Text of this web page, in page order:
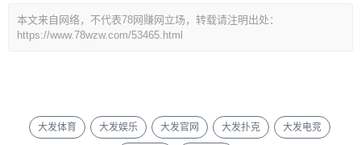
本文来自网络，不代表78网赚网立场，转载请注明出处：
https://www.78wzw.com/53465.html
大发体育 大发娱乐 大发官网 大发扑克 大发电竞